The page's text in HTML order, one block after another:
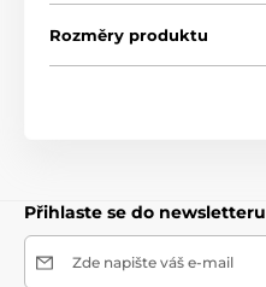
Rozměry produktu
Přihlaste se do newsletteru
Zde napište váš e-mail